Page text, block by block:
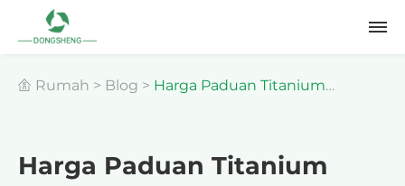
Rumah > Blog > Harga Paduan Titanium
Harga Paduan Titanium